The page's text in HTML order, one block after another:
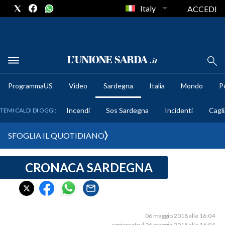
METEO
CRONACA SARDEGNA
CAGLIARI
Italy ACCEDI
ProgrammaUS Video Sardegna Italia Mondo
TEMI CALDI DI OGGI: Incendi Sos Sardegna Incidenti
SFOGLIA IL QUOTIDIANO
CRONACA SARDEGNA
06 maggio 2018 alle 16:04